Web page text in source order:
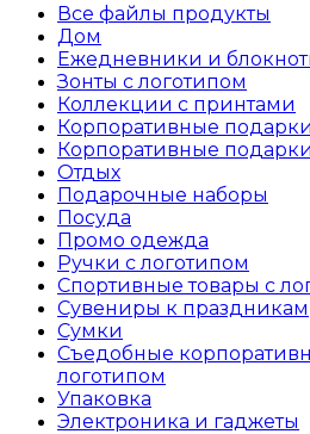
Все файлы продукты
Дом
Ежедневники и
Зонты с логотипом
Коллекции с принтами
Корпоративные подарки
Корпоративные
Отдых
Подарочные наборы
Посуда
Промо одежда
Ручки с логотипом
Спортивные товары с
Сувениры к праздникам
Сумки
Съедобные
логотипом
Упаковка
Электроника и гаджеты